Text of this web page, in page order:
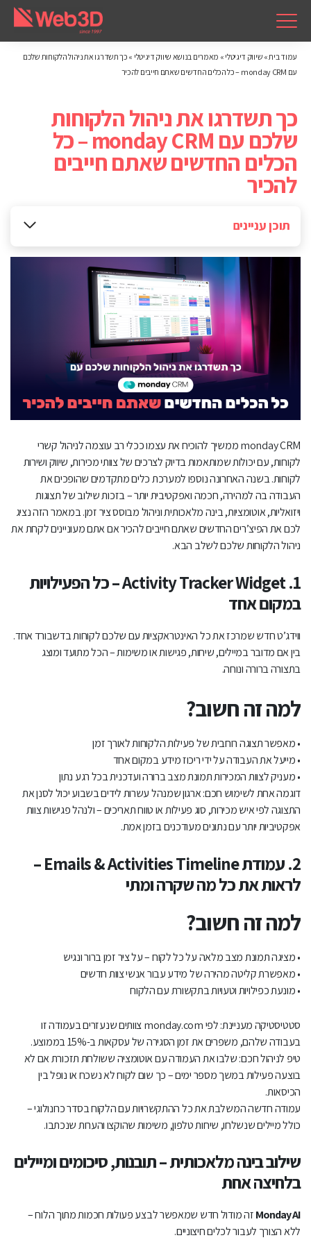
עמוד בית» שיווק דיגיטלי » מאמרים בנושא שיווק דיגיטלי » כך תשדרגו את ניהול הלקוחות שלכם
עם monday CRM – כל הכלים החדשים שאתם חייבים להכיר
כך תשדרגו את ניהול הלקוחות
שלכם עם monday CRM – כל
הכלים החדשים שאתם חייבים
להכיר
תוכן עניינים
למה זה חשוב?
2. עמודת Emails & Activities Timeline – לראות את כל מה
שקרה ומתי
למה זה חשוב?
שילוב בינה מלאכותית – תובנות, סיכומים ומיילים בלחיצה אחת
השקעה במערכת הניהול – שדרוג אמיתי לכל הצוות
איך Web3D יכולה לעזור לכם למקסם את העבודה עם monday
CRM?
אנחנו מלווים את לקוחותינו בשלושה שלבים:
monday CRM ממשיך להוכיח את עצמו ככלי רב עוצמה לניהול קשרי
לקוחות, עם יכולות שמותאמות בדיוק לצרכים של צוותי מכירות, שיווק ושירות
לקוחות. בשנה האחרונה נוספו למערכת כלים מתקדמים שהופכים את
העבודה בה למהירה, חכמה ואפקטיבית יותר – בזכות שילוב של תצוגות
ויזואליות, אוטומציות, בינה מלאכותית וניהול מבוסס ציר זמן. במאמר הזה נציג
לכם את הפיצ’רים החדשים שאתם חייבים להכיר אם אתם מעוניינים לקחת את
ניהול הלקוחות שלכם לשלב הבא.
1. Activity Tracker Widget – כל הפעילויות
במקום אחד
ווידג’ט חדש שמרכז את כל האינטראקציות עם שלכם לקוחות בדשבורד אחד.
בין אם מדובר במיילים, שיחות, פגישות או משימות – הכל מתועד ומוצג
בתצורה ברורה ונוחה.
למה זה חשוב?
• מאפשר תצוגה רוחבית של פעילות הלקוחות לאורך זמן
• מייעל את העבודה על ידי ריכוז מידע במקום אחד
• מעניק לצוות המכירות תמונת מצב ברורה ועדכנית בכל רגע נתון
דוגמה אחת לשימוש חכם: ארגון שמנהל עשרות לידים בשבוע יכול לסנן את
התצוגה לפי איש מכירות, סוג פעילות או טווח תאריכים – ולנהל פגישות צוות
אפקטיביות יותר עם נתונים מעודכנים בזמן אמת.
2. עמודת Emails & Activities Timeline –
לראות את כל מה שקרה ומתי
למה זה חשוב?
• מציגה תמונת מצב מלאה על כל לקוח – על ציר זמן ברור ונגיש
• מאפשרת קליטה מהירה של מידע עבור אנשי צוות חדשים
• מונעת כפילויות וטעויות בתקשורת עם הלקוח
סטטיסטיקה מעניינת: לפי monday.com צוותים שנעזרים בעמודה זו
בעבודה שלהם, משפרים את זמן הסגירה של עסקאות ב-15% בממוצע.
טיפ לניהול חכם: שלבו את העמודה עם אוטומציה ששולחת תזכורת אם לא
בוצעה פעילות במשך מספר ימים – כך שום לקוח לא נשכח או נופל בין
הכיסאות.
עמודה חדשה המשלבת את כל ההתקשרויות עם הלקוח בסדר כרונולוגי –
כולל מיילים שנשלחו, שיחות טלפון, משימות שהוקצו והערות שנכתבו.
שילוב בינה מלאכותית – תובנות, סיכומים ומיילים
בלחיצה אחת
Monday AIזה מודול חדש שמאפשר לבצע פעולות חכמות מתוך הלוח –
ללא הצורך לעבור לכלים חיצוניים.